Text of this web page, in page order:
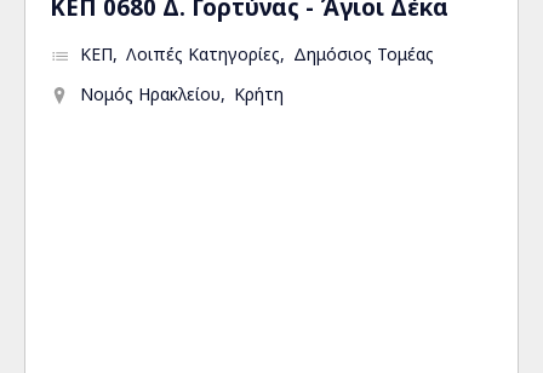
ΚΕΠ 0680 Δ. Γορτύνας - Άγιοι Δέκα
ΚΕΠ Λοιπές Κατηγορίες
Δημόσιος Τομέας
Νομός Ηρακλείου
Κρήτη